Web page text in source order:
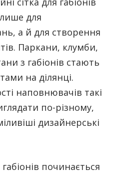
для
а й для створення
Паркани, клумби,
з габіонів стають
на ділянці.
наповнювачів такі
по-різному,
дизайнерські
починається